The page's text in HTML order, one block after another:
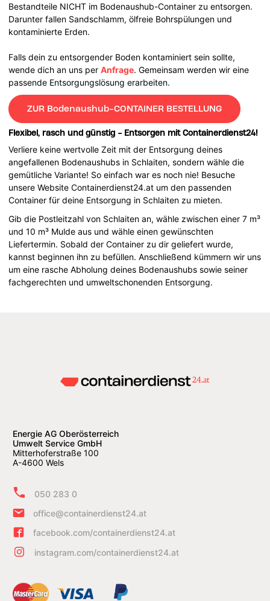
Bestandteile NICHT im Bodenaushub-Container zu entsorgen.
Darunter fallen Sandschlamm, ölfreie Bohrspülungen und
kontaminierte Erden.
Falls dein zu entsorgender Boden kontaminiert sein sollte,
wende dich an uns perAnfrage. Gemeinsam werden wir eine
passende Entsorgungslösung erarbeiten.
ZUR Bodenaushub-CONTAINER BESTELLUNG
Flexibel, rasch und günstig - Entsorgen mit Containerdienst24!
Verliere keine wertvolle Zeit mit der Entsorgung deines
angefallenen Bodenaushubs in Schlaiten, sondern wähle die
gemütliche Variante! So einfach war es noch nie! Besuche
unsere Website Containerdienst24.at um den passenden
Container für deine Entsorgung in Schlaiten zu mieten.
Gib die Postleitzahl von Schlaiten an, wähle zwischen einer 7 m³
und 10 m³ Mulde aus und wähle einen gewünschten
Liefertermin. Sobald der Container zu dir geliefert wurde,
kannst beginnen ihn zu befüllen. Anschließend kümmern wir uns
um eine rasche Abholung deines Bodenaushubs sowie seiner
fachgerechten und umweltschonenden Entsorgung.
Energie AG Oberösterreich
Umwelt Service GmbH
Mitterhoferstraße 100
A-4600 Wels
050 283 0
office@containerdienst24.at
facebook.com/containerdienst24.at
instagram.com/containerdienst24.at